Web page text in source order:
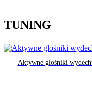
TUNING
Aktywne głośniki